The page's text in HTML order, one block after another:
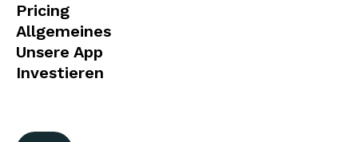
Pricing
Allgemeines
Unsere App
Investieren